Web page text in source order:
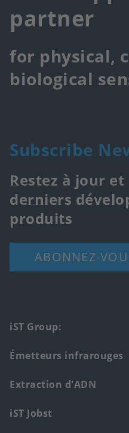
partner
for physical,
biological
Subscribe
Restez à jour
derniers
produits
ABONNEZ-
Footer
main
menu
iST Group:
Émetteurs infrarouges
Extraction d'ADN
iST Jobst